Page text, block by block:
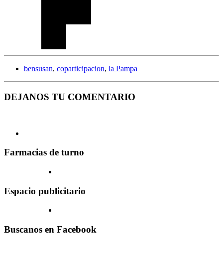
bensusan, coparticipacion, la Pampa
DEJANOS TU COMENTARIO
Farmacias de turno
Espacio publicitario
Buscanos en Facebook